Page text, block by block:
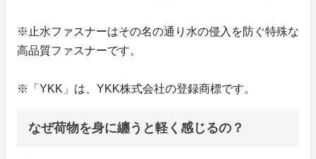
※止水ファスナーはその名の通り水の侵入を防ぐ特殊な
高品質ファスナーです。
※「YKK」は、YKK株式会社の登録商標です。
なぜ荷物を身に纏うと軽く感じるの？